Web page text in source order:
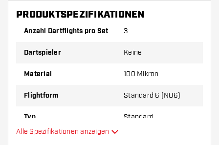
Probieren Sie eine andere Form, ein anderes
um herauszufinden, welche Variante am besten
zu Ihnen passt!
PRODUKTSPEZIFIKATIONEN
Anzahl Dartflights pro Set 3
Dartspieler Keine
Material 100 Mikron
Flightform Standard 6 (NO6)
Typ Standard
Alle Spezifikationen anzeigen